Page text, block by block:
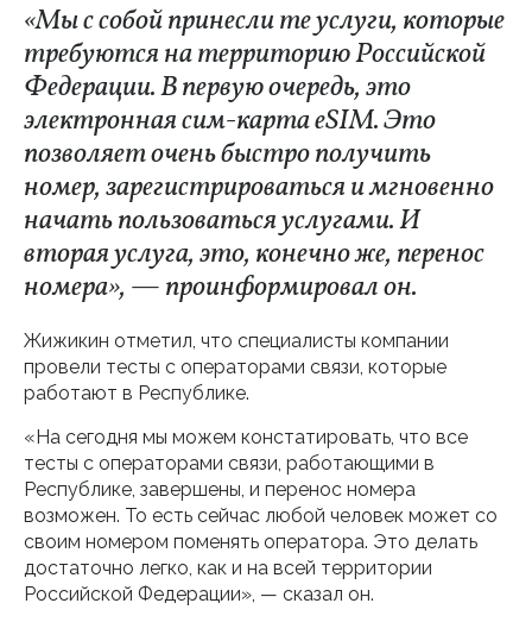
«Мы с собой принесли те услуги, которые
требуются на территорию Российской
Федерации. В первую очередь, это
электронная сим-карта eSIM. Это
позволяет очень быстро получить
номер, зарегистрироваться и мгновенно
начать пользоваться услугами. И
вторая услуга, это, конечно же, перенос
номера», — проинформировал он.
Жижикин отметил, что специалисты компании
провели тесты с операторами связи, которые
работают в Республике.
«На сегодня мы можем констатировать, что все
тесты с операторами связи, работающими в
Республике, завершены, и перенос номера
возможен. То есть сейчас любой человек может со
своим номером поменять оператора. Это делать
достаточно легко, как и на всей территории
Российской Федерации», — сказал он.